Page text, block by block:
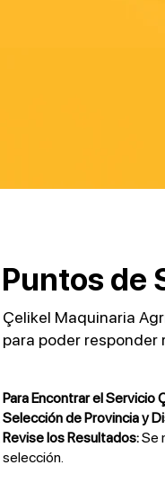
Puntos de
Çelikel Maquinaria
para poder
Para Encontrar el Servicio
Selección de Provincia y
Revise los Resultados:Se
selección.